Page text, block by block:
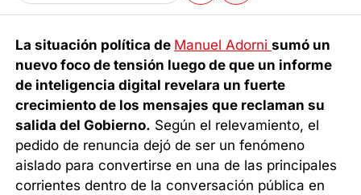
La situación política de Manuel Adornisumó un
nuevo foco de tensión luego de que un informe
de inteligencia digital revelara un fuerte
crecimiento de los mensajes que reclaman su
salida del Gobierno. Según el relevamiento, el
pedido de renuncia dejó de ser un fenómeno
aislado para convertirse en una de las principales
corrientes dentro de la conversación pública en